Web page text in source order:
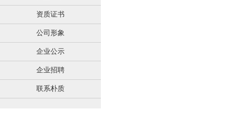
资质证书
公司形象
企业公示
企业招聘
联系朴质